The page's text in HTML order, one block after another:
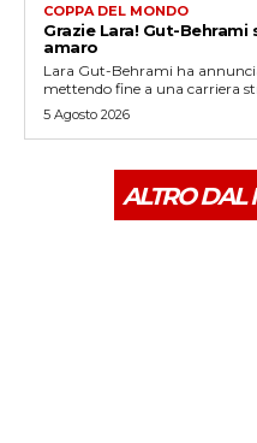
COPPA DEL MONDO
Grazie Lara! Gut-
amaro
Lara Gut-Behrami ha
mettendo fine a una carriera
5 Agosto 2026
ALTRO DAL